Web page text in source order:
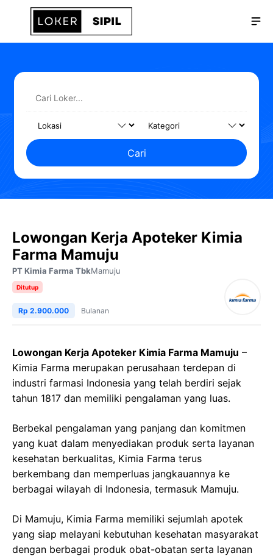
Langsung
Cari
Lowongan Kerja Apoteker Kimia
Farma Mamuju
PT Kimia Farma TbkMamuju
Ditutup
Rp 2.900.000 Bulanan
Lowongan Kerja Apoteker Kimia Farma Mamuju –
Kimia Farma merupakan perusahaan terdepan di
industri farmasi Indonesia yang telah berdiri sejak
tahun 1817 dan memiliki pengalaman yang luas.
Berbekal pengalaman yang panjang dan komitmen
yang kuat dalam menyediakan produk serta layanan
kesehatan berkualitas, Kimia Farma terus
berkembang dan memperluas jangkauannya ke
berbagai wilayah di Indonesia, termasuk Mamuju.
Di Mamuju, Kimia Farma memiliki sejumlah apotek
yang siap melayani kebutuhan kesehatan masyarakat
dengan berbagai produk obat-obatan serta layanan